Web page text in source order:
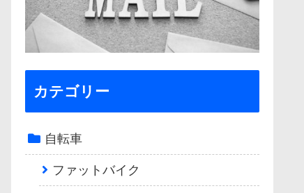
カテゴリー
自転車
ファットバイク